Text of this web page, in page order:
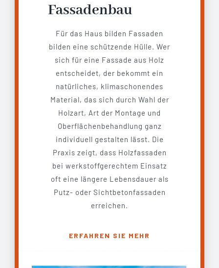
Fassadenbau
Für das Haus bilden Fassaden
bilden eine schützende Hülle. Wer
sich für eine Fassade aus Holz
entscheidet, der bekommt ein
natürliches, klimaschonendes
Material, das sich durch Wahl der
Holzart, Art der Montage und
Oberflächenbehandlung ganz
individuell gestalten lässt. Die
Praxis zeigt, dass Holzfassaden
bei werkstoffgerechtem Einsatz
oft eine längere Lebensdauer als
Putz- oder Sichtbetonfassaden
erreichen.
ERFAHREN SIE MEHR